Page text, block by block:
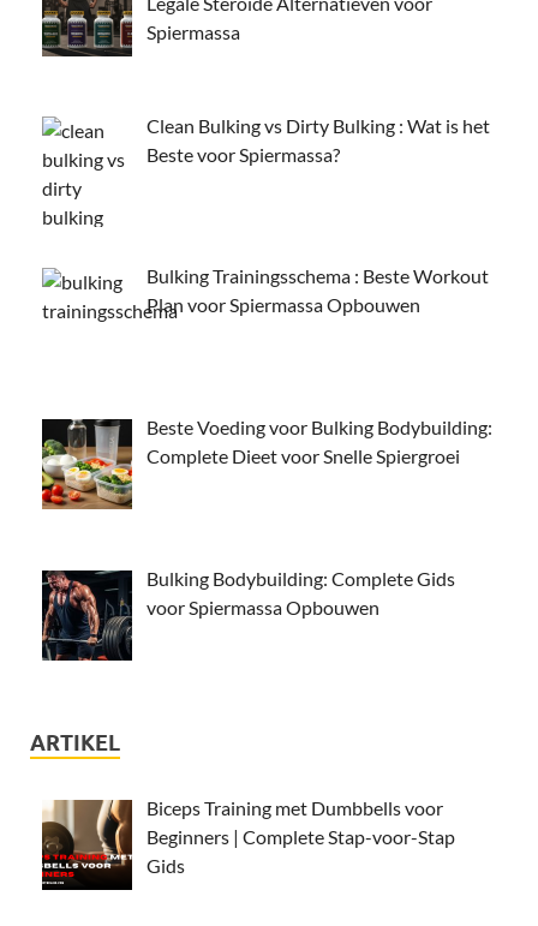
Spiermassa
Clean Bulking vs Dirty Bulking : Wat is het
Beste voor Spiermassa?
Bulking Trainingsschema : Beste Workout
Plan voor Spiermassa Opbouwen
Beste Voeding voor Bulking Bodybuilding:
Complete Dieet voor Snelle Spiergroei
Bulking Bodybuilding: Complete Gids
voor Spiermassa Opbouwen
ARTIKEL
Biceps Training met Dumbbells voor
Beginners | Complete Stap-voor-Stap
Gids